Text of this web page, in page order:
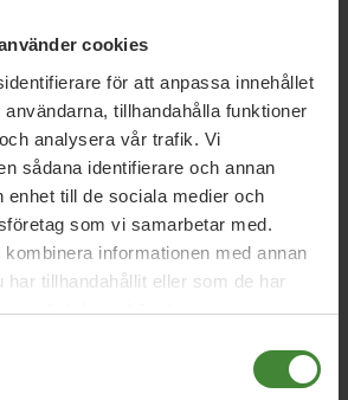
cookies
för att anpassa innehållet
tillhandahålla funktioner
analysera vår trafik. Vi
sådana identifierare och annan
enhet till de sociala medier och
som vi samarbetar med.
informationen med annan
har tillhandahållit eller som de har
använt deras tjänster.